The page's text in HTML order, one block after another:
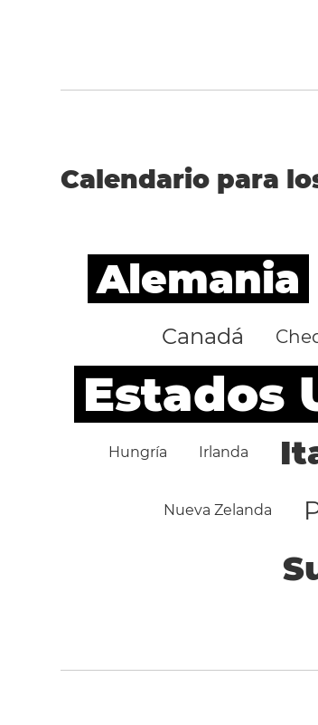
Calendario para
Alemania
Canadá
Estados
Hungría Irlanda
Nueva Zelanda